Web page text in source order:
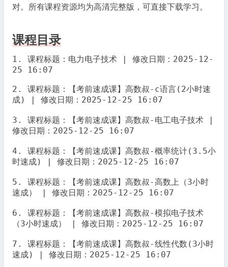
对。所有课程资源均为高清完整版，可直接下载学习。
课程目录
1. 课程标题：电力电子技术 | 修改日期：2025-12-
25 16:07
2. 课程标题：【考前速成课】高数叔-c语言(2小时速
成) | 修改日期：2025-12-25 16:07
3. 课程标题：【考前速成课】高数叔-电工电子技术 |
修改日期：2025-12-25 16:07
4. 课程标题：【考前速成课】高数叔-概率统计(3.5小
时速成) | 修改日期：2025-12-25 16:07
5. 课程标题：【考前速成课】高数叔-高数上（3小时
速成） | 修改日期：2025-12-25 16:07
6. 课程标题：【考前速成课】高数叔-模拟电子技术
（3小时速成） | 修改日期：2025-12-25 16:07
7. 课程标题：【考前速成课】高数叔-线性代数(3小时
速成) | 修改日期：2025-12-25 16:07